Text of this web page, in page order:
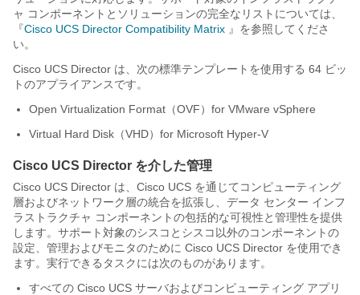
ャ コンポーネントとソリューションの完全なリストについては、
『Cisco UCS Director Compatibility Matrix 』を参照してくださ
い。
Cisco UCS Director は、次の標準テンプレートを使用する 64 ビッ
トのアプライアンスです。
Open Virtualization Format（OVF）for VMware vSphere
Virtual Hard Disk（VHD）for Microsoft Hyper-V
Cisco UCS Director を介した管理
Cisco UCS Director は、 Cisco UCS を通じてコンピューティング
層およびネットワーク層の統合を拡張し、データ センター インフ
ラストラクチャ コンポーネントの包括的な可視性と管理性を提供
します。サポート対象のシスコとシスコ以外のコンポーネントの
設定、管理およびモニタのために Cisco UCS Director を使用でき
ます。実行できるタスクには次のものがあります。
すべての Cisco UCS サーバおよびコンピューティング アプリ